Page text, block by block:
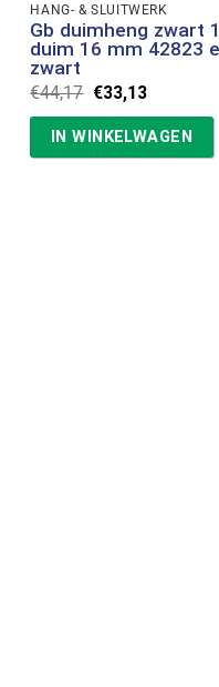
HANG- & SLUITWERK
Gb duimheng zwart
duim 16 mm 42823
zwart
€44,17 Oorspronkelijke
prijs
€44,17.
€33,13Huidige
€33,13.
IN WINKELWAGEN